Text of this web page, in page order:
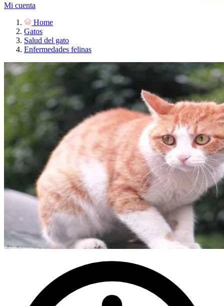
Mi cuenta
Home
Gatos
Salud del gato
Enfermedades felinas